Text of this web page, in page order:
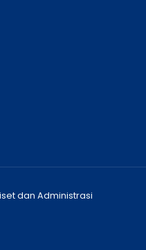
dan Administrasi